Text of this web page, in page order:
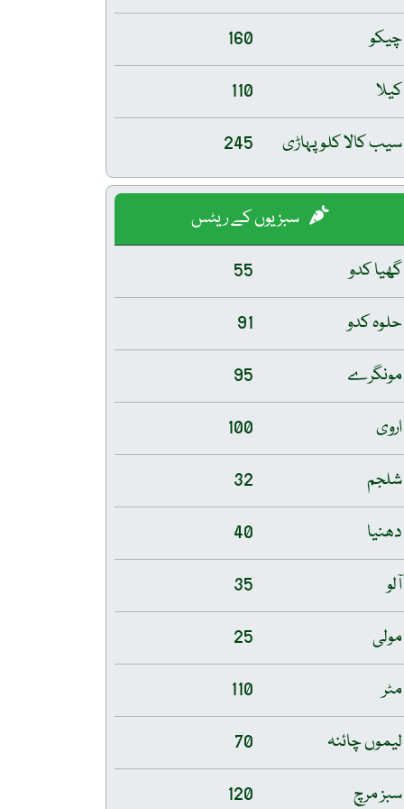
چیکو
160
کیلا
110
سیب کالا کلو پہاڑی
245
سبزیوں کے ریٹس
گھیا کدو
55
حلوہ کدو
91
مونگرے
95
اروی
100
شلجم
32
دھنیا
40
آلو
35
مولی
25
مٹر
110
لیموں چائنہ
70
سبز مرچ
120